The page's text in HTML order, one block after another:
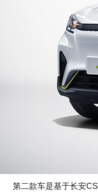
第二款车是基于长安